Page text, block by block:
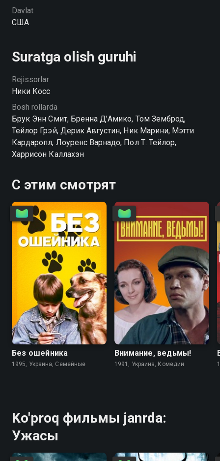
Davlat
США
Suratga olish guruhi
Rejissorlar
Ники Косс
Bosh rollarda
Брук Энн Смит, Бренна Д’Амико, Том Земброд,
Тейлор Грэй, Дерик Августин, Ник Марини, Мэтти
Кардаропл, Лоуренс Варнадо, Пол Т. Тейлор,
Харрисон Каллахэн
С этим смотрят
6.7 4.6
Без ошейника
1995, Украина, Семейные
5.6
Внимание, ведьмы!
1991, Украина, Комедии
Ko'proq фильмы janrda:
Ужасы